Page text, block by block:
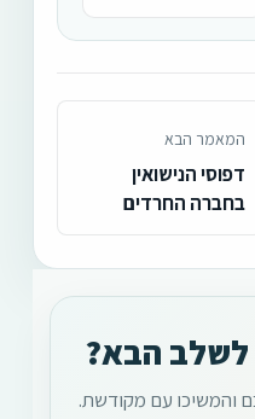
המאמר הבא
דפוסי הנישואין
בחברה החרדים
לשלב הבא?
והמשיכו עם מקודשת.